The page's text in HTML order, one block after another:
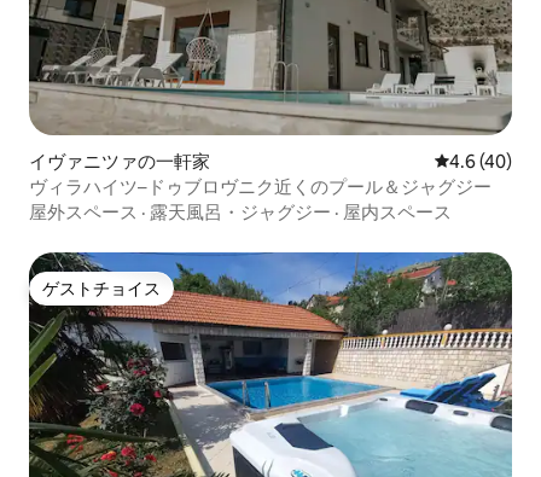
イヴァニツァの一軒家 レビュー40
4.6 (40)
ヴィラハイツ–ドゥブロヴニク近くのプール＆ジャグジー
屋外スペース · 露天風呂・ジャグジー · 屋内スペース
ゲストチョイス
ゲストチョイス